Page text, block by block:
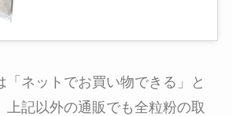
「ネットでお買い物できる」と
上記以外の通販でも全粒粉の取